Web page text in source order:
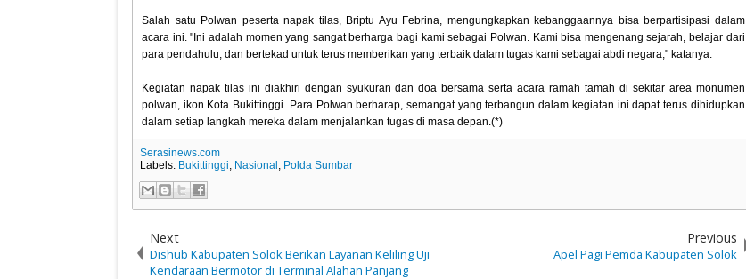
Salah satu Polwan peserta napak tilas, Briptu Ayu Febrina, mengungkapkan kebanggaannya bisa berpartisipasi dalam
acara ini. "Ini adalah momen yang sangat berharga bagi kami sebagai Polwan. Kami bisa mengenang sejarah, belajar dari
para pendahulu, dan bertekad untuk terus memberikan yang terbaik dalam tugas kami sebagai abdi negara," katanya.
Kegiatan napak tilas ini diakhiri dengan syukuran dan doa bersama serta acara ramah tamah di sekitar area monumen
polwan, ikon Kota Bukittinggi. Para Polwan berharap, semangat yang terbangun dalam kegiatan ini dapat terus dihidupkan
dalam setiap langkah mereka dalam menjalankan tugas di masa depan.(*)
Serasinews.com
Labels: Bukittinggi, Nasional, Polda Sumbar
Next
Dishub Kabupaten Solok Berikan Layanan Keliling Uji
Kendaraan Bermotor di Terminal Alahan Panjang
Previous
Apel Pagi Pemda Kabupaten Solok